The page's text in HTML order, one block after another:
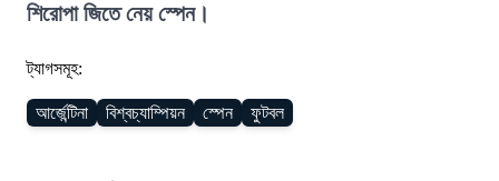
শিরোপা জিতে নেয় স্পেন।
ট্যাগসমূহ:
আর্জেন্টিনা বিশ্বচ্যাম্পিয়ন স্পেন ফুটবল